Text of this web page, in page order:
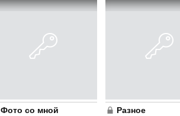
Фото со мной Разное